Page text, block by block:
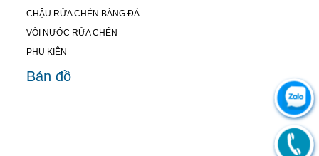
CHẬU RỬA CHÉN BẰNG ĐÁ
VÒI NƯỚC RỬA CHÉN
PHỤ KIỆN
Bản đồ